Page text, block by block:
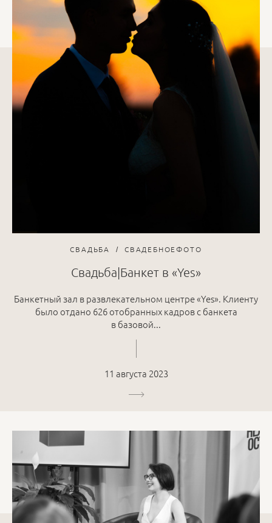
СВАДЬБА СВАДЕБНОЕФОТО
Свадьба|Банкет в «Yes»
Банкетный зал в развлекательном центре «Yes». Клиенту
было отдано 626 отобранных кадров с банкета
в базовой...
11 августа 2023